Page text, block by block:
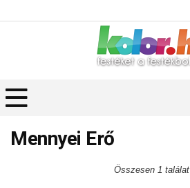
Mennyei Erő
Összesen 1 találat